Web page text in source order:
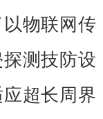
物联网传
测技防设
超长周界